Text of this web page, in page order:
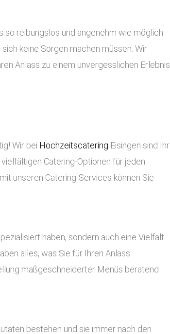
so reibungslos und angenehm wie möglich
keine Sorgen machen müssen. Wir
Anlass zu einem unvergesslichen Erlebnis
Wir bei Hochzeitscatering Eisingen sind Ihr
Catering-Optionen für jeden
unseren Catering-Services können Sie
haben, sondern auch eine Vielfalt
alles, was Sie für Ihren Anlass
maßgeschneiderter Menüs beratend
bestehen und sie immer nach den